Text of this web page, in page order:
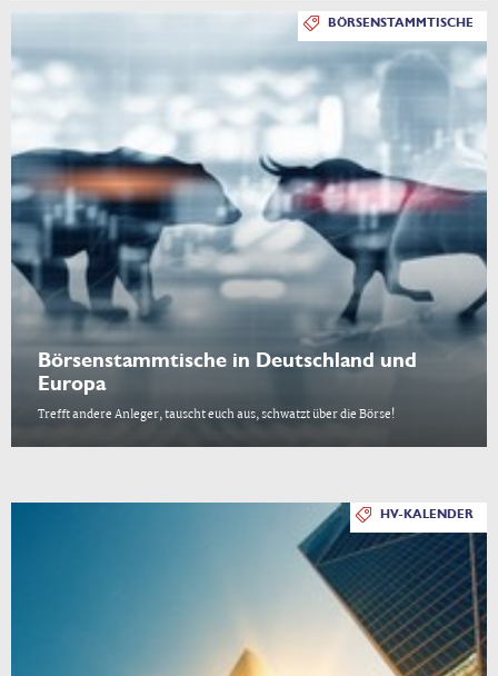
BÖRSENSTAMMTISCHE
Börsenstammtische in Deutschland und
Europa
Trefft andere Anleger, tauscht euch aus, schwatzt über die Börse!
HV-KALENDER